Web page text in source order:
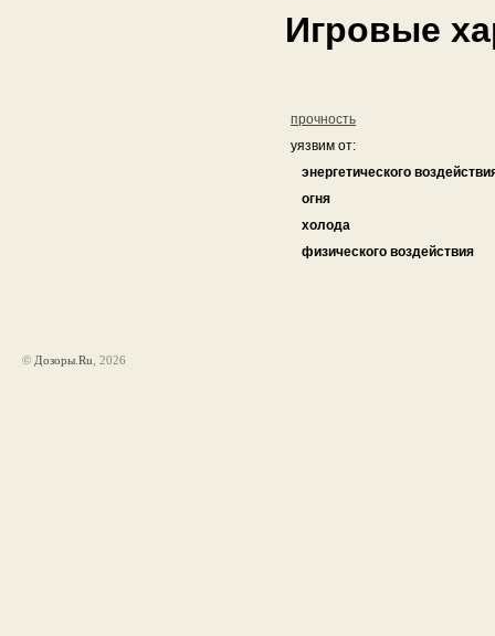
Игровые
прочность
уязвим от:
энергетического
огня
холода
физического воздействия
© Дозоры.Ru , 2026